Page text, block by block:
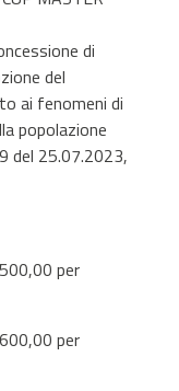
di
del
ai fenomeni di
popolazione
del 25.07.2023,
per
per